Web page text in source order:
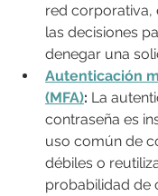
red corporativa,
las decisiones
denegar una
Autenticación
(MFA): La
contraseña es
uso común de
débiles o
probabilidad de